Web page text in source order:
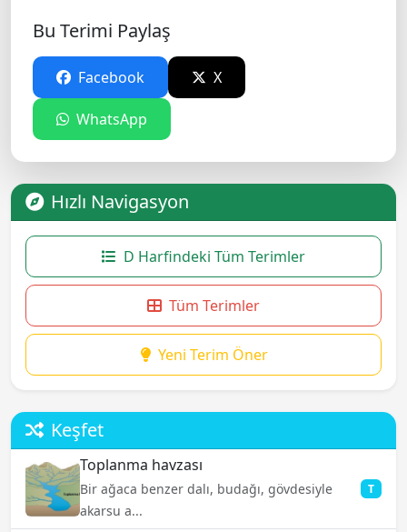
Bu Terimi Paylaş
Facebook X
WhatsApp
Hızlı Navigasyon
D Harfindeki Tüm Terimler
Tüm Terimler
Yeni Terim Öner
Keşfet
Toplanma havzası
Bir ağaca benzer dalı, budağı, gövdesiyle
akarsu a...
T